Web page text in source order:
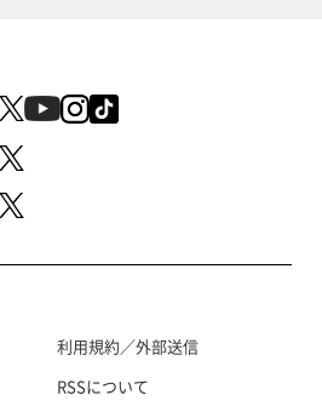
利用規約／外部送信
RSSについて